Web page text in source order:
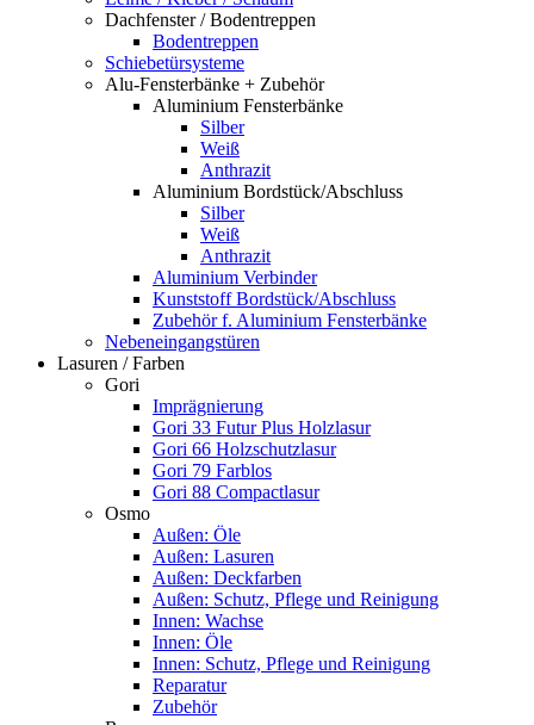
Dachfenster / Bodentreppen
Bodentreppen
Schiebetürsysteme
Alu-Fensterbänke + Zubehör
Aluminium Fensterbänke
Silber
Weiß
Anthrazit
Aluminium Bordstück/Abschluss
Silber
Weiß
Anthrazit
Aluminium Verbinder
Kunststoff Bordstück/Abschluss
Zubehör f. Aluminium Fensterbänke
Nebeneingangstüren
Lasuren / Farben
Gori
Imprägnierung
Gori 33 Futur Plus Holzlasur
Gori 66 Holzschutzlasur
Gori 79 Farblos
Gori 88 Compactlasur
Osmo
Außen: Öle
Außen: Lasuren
Außen: Deckfarben
Außen: Schutz, Pflege und Reinigung
Innen: Wachse
Innen: Öle
Innen: Schutz, Pflege und Reinigung
Reparatur
Zubehör